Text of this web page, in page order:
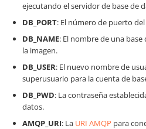
ejecutando el servidor de base de
DB_PORT: El número de puerto
DB_NAME: El nombre de una
la imagen.
DB_USER: El nuevo nombre de
superusuario para la cuenta de
DB_PWD: La contraseña
datos.
AMQP_URI: La URI AMQP para